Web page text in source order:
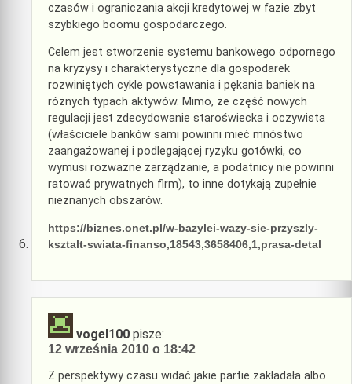
czasów i ograniczania akcji kredytowej w fazie zbyt
szybkiego boomu gospodarczego.
Celem jest stworzenie systemu bankowego odpornego
na kryzysy i charakterystyczne dla gospodarek
rozwiniętych cykle powstawania i pękania baniek na
różnych typach aktywów. Mimo, że część nowych
regulacji jest zdecydowanie staroświecka i oczywista
(właściciele banków sami powinni mieć mnóstwo
zaangażowanej i podlegającej ryzyku gotówki, co
wymusi rozważne zarządzanie, a podatnicy nie powinni
ratować prywatnych firm), to inne dotykają zupełnie
nieznanych obszarów.
https://biznes.onet.pl/w-bazylei-wazy-sie-przyszly-
ksztalt-swiata-finanso,18543,3658406,1,prasa-detal
vogel100 pisze:
12 września 2010 o 18:42
Z perspektywy czasu widać jakie partie zakładała albo